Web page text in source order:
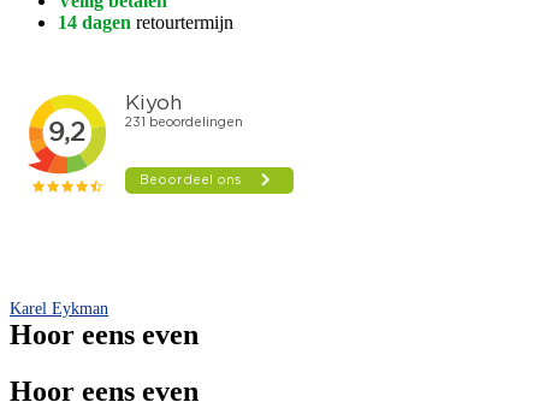
14 dagen retourtermijn
Karel Eykman
Hoor eens even
Hoor eens even